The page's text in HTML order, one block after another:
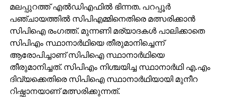
മലപ്പുറത്ത് എല്‍ഡിഎഫില്‍ ഭിന്നത. പറപ്പൂര്‍
പഞ്ചായത്തില്‍ സിപിഎമ്മിനെതിരെ മത്സരിക്കാന്‍
സിപിഐ രംഗത്ത്. മുന്നണി മര്യാദകള്‍ പാലിക്കാതെ
സിപിഎം സ്ഥാനാര്‍ഥിയെ തീരുമാനിച്ചെന്ന്
ആരോപിച്ചാണ് സിപിഐ സ്ഥാനാര്‍ഥിയെ
തീരുമാനിച്ചത്. സിപിഎം നിശ്ചയിച്ച സ്ഥാനാര്‍ഥി എ.എം
ദിവ്യക്കെതിരെ സിപിഐ സ്ഥാനാര്‍ഥിയായി മുനീറ
റിഷ്ഫാനയാണ് മത്സരിക്കുന്നത്.